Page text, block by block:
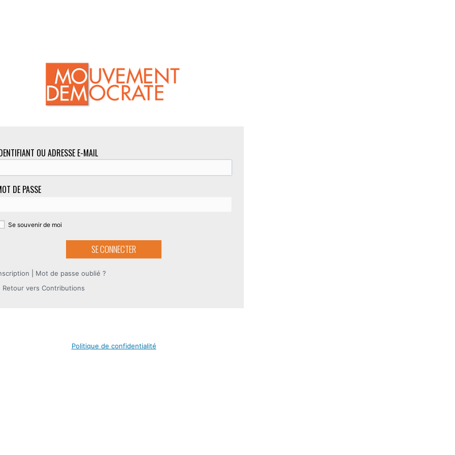
OU ADRESSE E-MAIL
DE PASSE
Se souvenir de moi
Mot de passe oublié ?
vers Contributions
Politique de confidentialité